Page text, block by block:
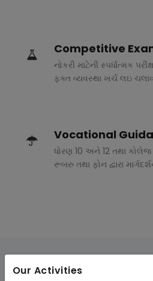
Our Activities
Competitive
નોકરી માટેની સ્પર્ધાત્મક
ફક્ત વ્યવસ્થા ખર્ચ લઇ
Vocational
ધોરણ 10 અને 12 તથા કોલેજ
રૂબરુ તથા ફોન દ્વારા